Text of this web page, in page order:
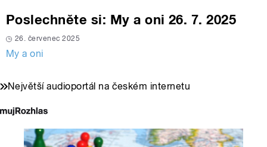
Poslechněte si: My a oni 26. 7. 2025
26. červenec 2025
My a oni
Největší audioportál na českém internetu